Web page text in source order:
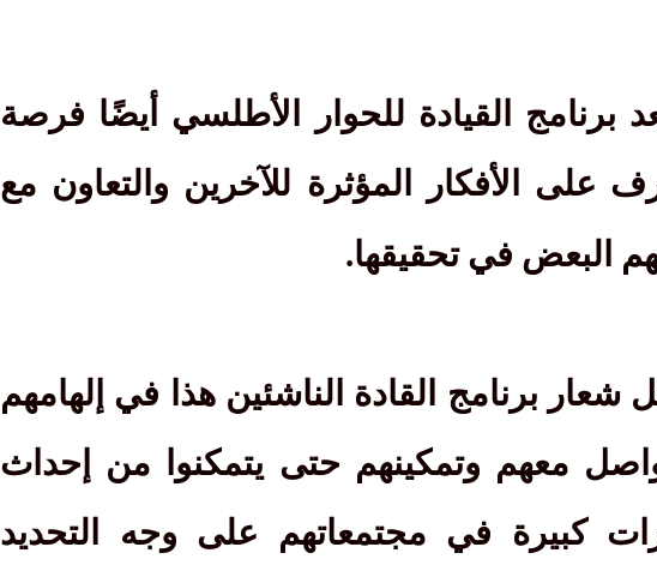
برنامج القيادة للحوار الأطلسي أيضًا فرصة
على الأفكار المؤثرة للآخرين والتعاون مع
البعض في تحقيقها.
شعار برنامج القادة الناشئين هذا في إلهامهم
معهم وتمكينهم حتى يتمكنوا من إحداث
كبيرة في مجتمعاتهم على وجه التحديد